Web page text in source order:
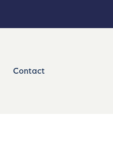
Contact
Contact